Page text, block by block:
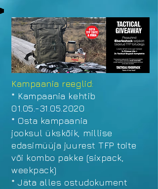
Kampaania reeglid:
* Kampaania kehtib
01.05.-31.05.2020
* Osta kampaania
jooksul ükskõik, millise
edasimüüja juurest TFP toite
või kombo pakke (sixpack,
weekpack)
* Jäta alles ostudokument